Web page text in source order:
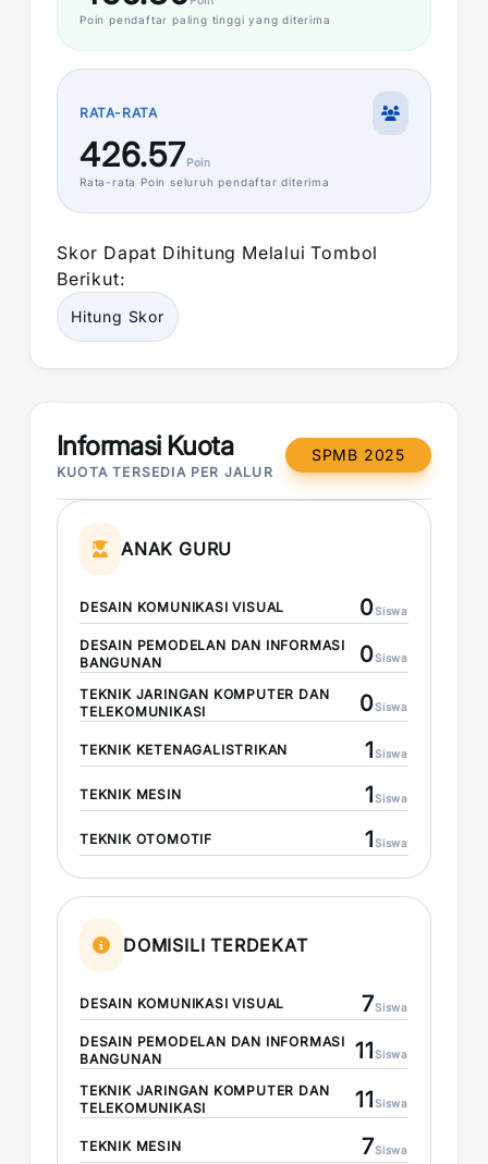
Poin pendaftar paling tinggi yang diterima
RATA-RATA
426.57Poin
Rata-rata Poin seluruh pendaftar diterima
Skor Dapat Dihitung Melalui Tombol
Berikut:
Hitung Skor
Informasi Kuota
KUOTA TERSEDIA PER JALUR
SPMB 2025
ANAK GURU
DESAIN KOMUNIKASI VISUAL 0Siswa
DESAIN PEMODELAN DAN INFORMASI
BANGUNAN
0Siswa
TEKNIK JARINGAN KOMPUTER DAN
TELEKOMUNIKASI
0Siswa
TEKNIK KETENAGALISTRIKAN 1Siswa
TEKNIK MESIN 1Siswa
TEKNIK OTOMOTIF 1Siswa
DOMISILI TERDEKAT
DESAIN KOMUNIKASI VISUAL 7Siswa
DESAIN PEMODELAN DAN INFORMASI
BANGUNAN
11Siswa
TEKNIK JARINGAN KOMPUTER DAN
TELEKOMUNIKASI
11Siswa
TEKNIK MESIN 7Siswa